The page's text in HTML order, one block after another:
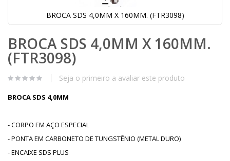
BROCA SDS 4,0MM X 160MM. (FTR3098)
para
o
início
da
Galeria
imagens
BROCA SDS 4,0MM X 160MM.
(FTR3098)
Seja o primeiro a avaliar este produto
BROCA SDS 4,0MM
- CORPO EM AÇO ESPECIAL
- PONTA EM CARBONETO DE TUNGSTÊNIO (METAL DURO)
- ENCAIXE SDS PLUS